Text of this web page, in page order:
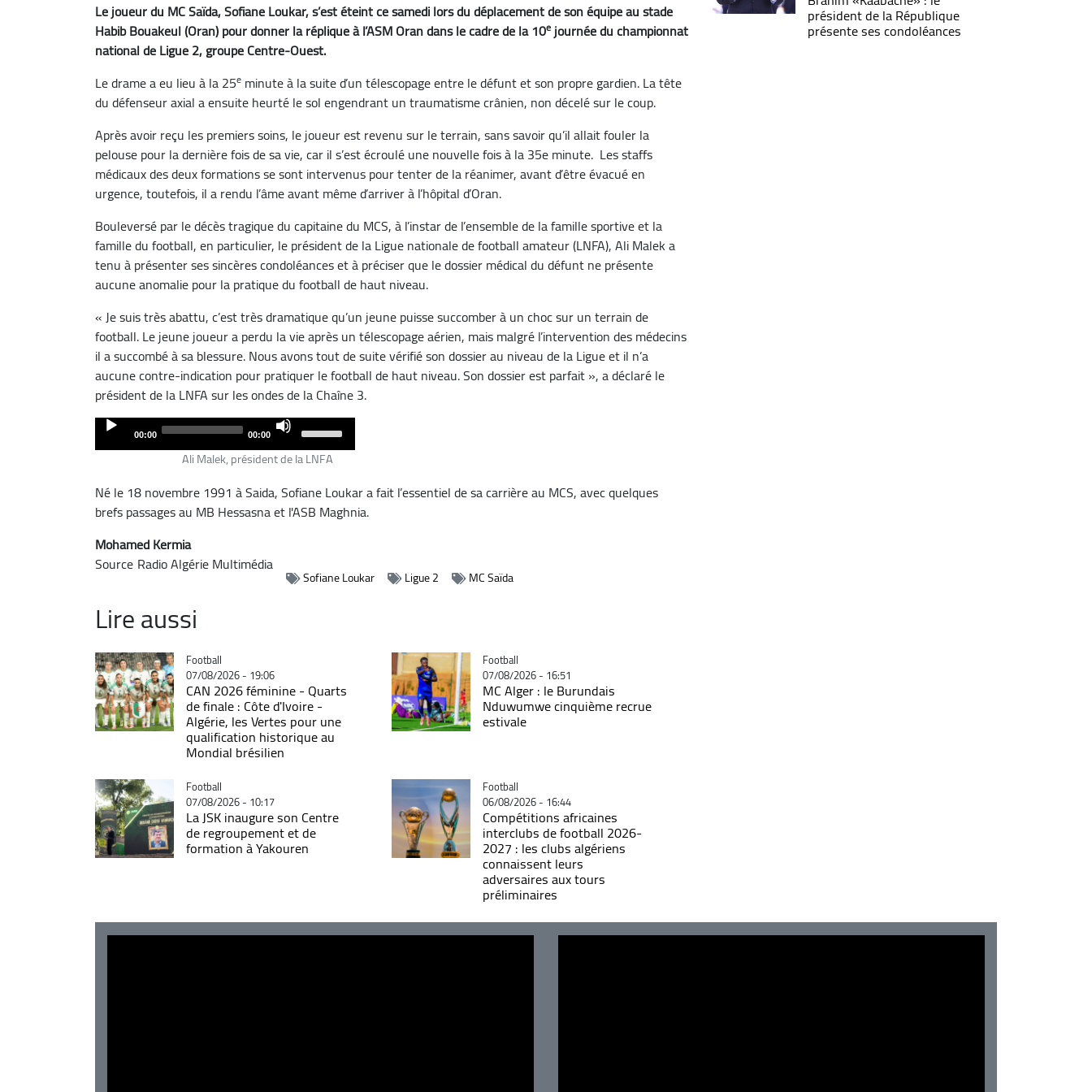
Le joueur du MC Saïda, Sofiane Loukar, s’est éteint ce samedi lors du déplacement de son équipe au stade
Habib Bouakeul (Oran) pour donner la réplique à l’ASM Oran dans le cadre de la 10ejournée du championnat
national de Ligue 2, groupe Centre-Ouest.
Le drame a eu lieu à la 25e minute à la suite d’un télescopage entre le défunt et son propre gardien. La tête
du défenseur axial a ensuite heurté le sol engendrant un traumatisme crânien, non décelé sur le coup.
Après avoir reçu les premiers soins, le joueur est revenu sur le terrain, sans savoir qu’il allait fouler la
pelouse pour la dernière fois de sa vie, car il s’est écroulé une nouvelle fois à la 35e minute. Les staffs
médicaux des deux formations se sont intervenus pour tenter de la réanimer, avant d’être évacué en
urgence, toutefois, il a rendu l’âme avant même d’arriver à l’hôpital d’Oran.
Bouleversé par le décès tragique du capitaine du MCS, à l’instar de l’ensemble de la famille sportive et la
famille du football, en particulier, le président de la Ligue nationale de football amateur (LNFA), Ali Malek a
tenu à présenter ses sincères condoléances et à préciser que le dossier médical du défunt ne présente
aucune anomalie pour la pratique du football de haut niveau.
« Je suis très abattu, c’est très dramatique qu’un jeune puisse succomber à un choc sur un terrain de
football. Le jeune joueur a perdu la vie après un télescopage aérien, mais malgré l’intervention des médecins
il a succombé à sa blessure. Nous avons tout de suite vérifié son dossier au niveau de la Ligue et il n’a
aucune contre-indication pour pratiquer le football de haut niveau. Son dossier est parfait », a déclaré le
président de la LNFA sur les ondes de la Chaîne 3.
Audio
Player 00:00 00:00
Arrow
keys
to
volume.
Ali Malek, président de la LNFA
Né le 18 novembre 1991 à Saida, Sofiane Loukar a fait l’essentiel de sa carrière au MCS, avec quelques
brefs passages au MB Hessasna et l'ASB Maghnia.
Mohamed Kermia
Source Radio Algérie Multimédia
Sofiane Loukar Ligue 2 MC Saïda
Lire aussi
Catégorie
Football
07/08/2026 - 19:06
CAN 2026 féminine - Quarts
de finale : Côte d'Ivoire -
Algérie, les Vertes pour une
qualification historique au
Mondial brésilien
Catégorie
Football
07/08/2026 - 16:51
MC Alger : le Burundais
Nduwumwe cinquième recrue
estivale
Catégorie
Football
07/08/2026 - 10:17
La JSK inaugure son Centre
de regroupement et de
formation à Yakouren
Catégorie
Football
06/08/2026 - 16:44
Compétitions africaines
interclubs de football 2026-
2027 : les clubs algériens
connaissent leurs
adversaires aux tours
préliminaires
président de la République
présente ses condoléances